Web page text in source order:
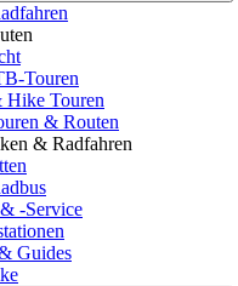
Touren
Touren
& Routen
& Radfahren
-Service
Guides